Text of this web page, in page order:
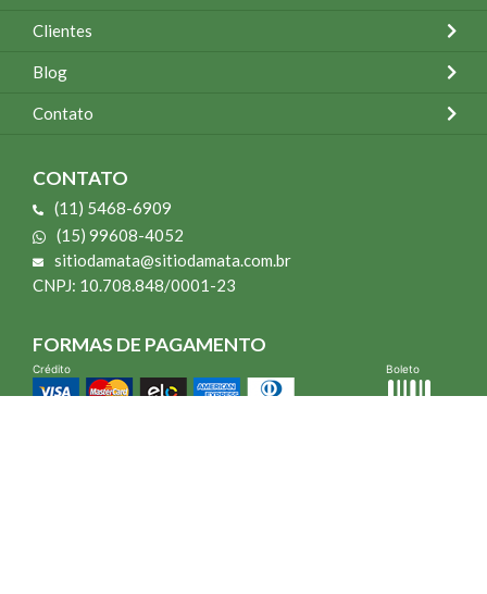
Clientes
Blog
Contato
CONTATO
(11) 5468-6909
(15) 99608-4052
sitiodamata@sitiodamata.com.br
CNPJ: 10.708.848/0001-23
FORMAS DE PAGAMENTO
Crédito Boleto